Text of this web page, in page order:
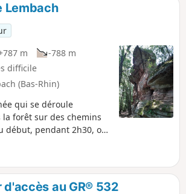
Lembach
m
-788 m
difficile
(Bas-Rhin)
qui se déroule
forêt sur des chemins
début, pendant 2h30, on
avec pas mal de
variés.
d'accès au GR® 532